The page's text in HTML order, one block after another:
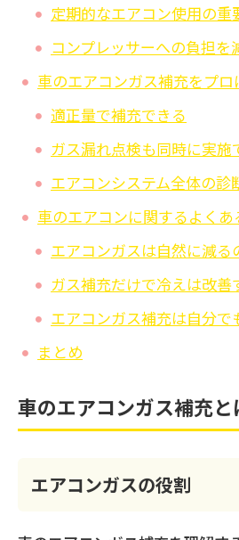
定期的なエアコン使用の重
コンプレッサーへの負担を
車のエアコンガス補充をプ
適正量で補充できる
ガス漏れ点検も同時に実施
エアコンシステム全体の診
車のエアコンに関するよくあ
エアコンガスは自然に減る
ガス補充だけで冷えは改善
エアコンガス補充は自分で
まとめ
車のエアコンガス補充と
エアコンガスの役割